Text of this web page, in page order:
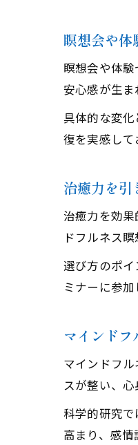
瞑想会や体
瞑想会や体
安心感が生ま
具体的な変
復を実感して
治癒力を引
治癒力を効
ドフルネス
選び方のポ
ミナーに参
マインド
マインドフ
スが整い、
科学的研究
高まり、感